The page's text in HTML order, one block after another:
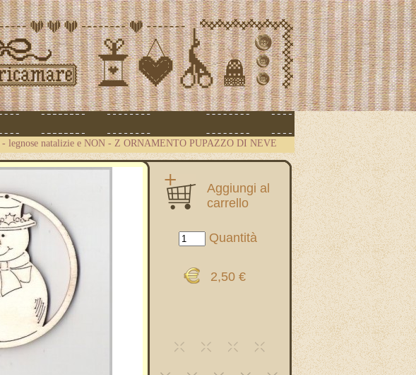
- legnose natalizie e NON - Z ORNAMENTO PUPAZZO DI NEVE
Aggiungi al
carrello
Quantità
2,50 €